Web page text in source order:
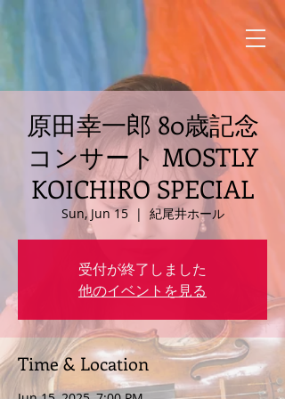
原田幸一郎 80歳記念
コンサート MOSTLY
KOICHIRO SPECIAL
Sun, Jun 15
  |
紀尾井ホール
受付が終了しました
他のイベントを見る
Time & Location